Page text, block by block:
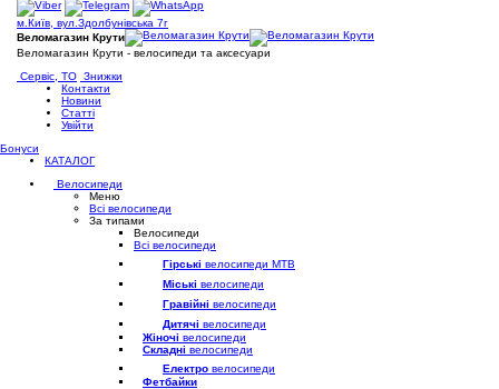
м.Київ, вул.Здолбунівська 7г
Веломагазин Крути
Веломагазин Крути - велосипеди та аксесуари
Сервіс, ТО Знижки
Контакти
Новини
Статті
Увійти
Бонуси
КАТАЛОГ
Велосипеди
Меню
Всі велосипеди
За типами
Велосипеди
Всі велосипеди
Гірські велосипеди MTB
Міські велосипеди
Гравійні велосипеди
Дитячі велосипеди
Жіночі велосипеди
Складні велосипеди
Електро велосипеди
Фетбайки